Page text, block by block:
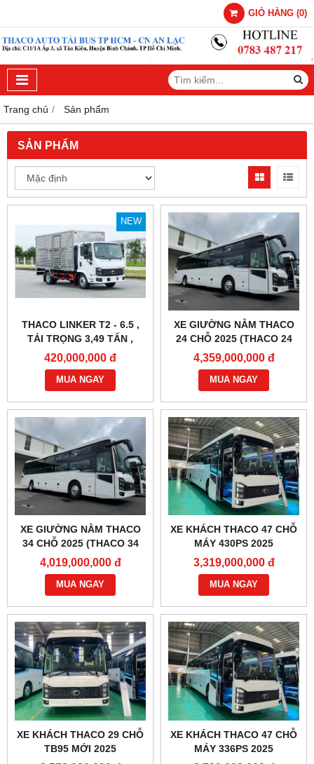
GIỎ HÀNG (0)
Trang chủ Sản phẩm
SẢN PHẨM
NEW
THACO LINKER T2 - 6.5 ,
TẢI TRỌNG 3,49 TẤN ,
THÙNG DÀI 4M45
420,000,000 đ
MUA NGAY
XE GIƯỜNG NẰM THACO
24 CHỖ 2025 (THACO 24
PHÒNG)
4,359,000,000 đ
MUA NGAY
XE GIƯỜNG NẰM THACO
34 CHỖ 2025 (THACO 34
PHÒNG)
4,019,000,000 đ
MUA NGAY
XE KHÁCH THACO 47 CHỖ
MÁY 430PS 2025
3,319,000,000 đ
MUA NGAY
XE KHÁCH THACO 29 CHỖ
TB95 MỚI 2025
XE KHÁCH THACO 47 CHỖ
MÁY 336PS 2025